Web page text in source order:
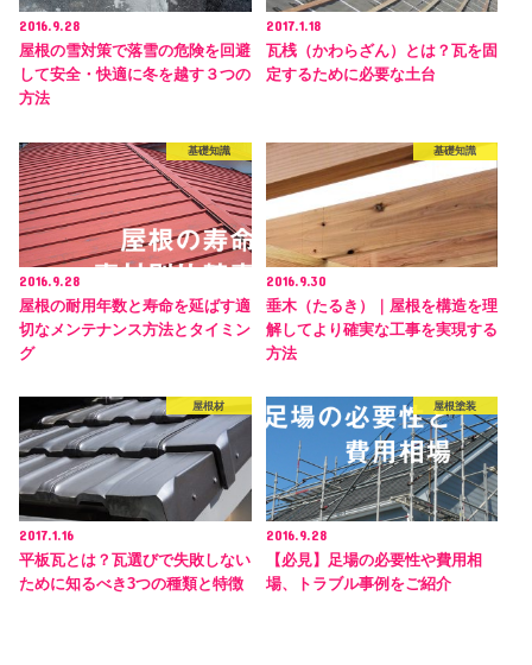
2016.9.28
屋根の雪対策で落雪の危険を回避
して安全・快適に冬を越す３つの
方法
2017.1.18
瓦桟（かわらざん）とは？瓦を固
定するために必要な土台
基礎知識
2016.9.28
屋根の耐用年数と寿命を延ばす適
切なメンテナンス方法とタイミン
グ
基礎知識
2016.9.30
垂木（たるき）｜屋根を構造を理
解してより確実な工事を実現する
方法
屋根材
2017.1.16
平板瓦とは？瓦選びで失敗しない
ために知るべき3つの種類と特徴
屋根塗装
2016.9.28
【必見】足場の必要性や費用相
場、トラブル事例をご紹介